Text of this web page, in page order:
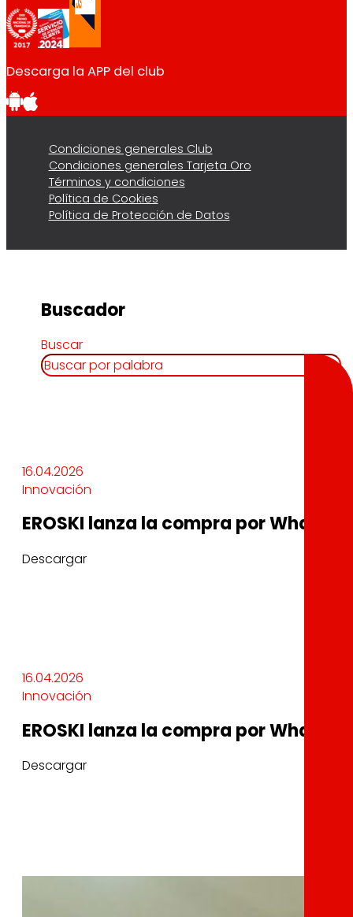
Descarga la APP del club
Condiciones generales Club
Condiciones generales Tarjeta Oro
Términos y condiciones
Política de Cookies
Política de Protección de Datos
Buscador
Buscar
16.04.2026
Innovación
EROSKI lanza la compra por
Descargar
16.04.2026
Innovación
EROSKI lanza la compra por
Descargar